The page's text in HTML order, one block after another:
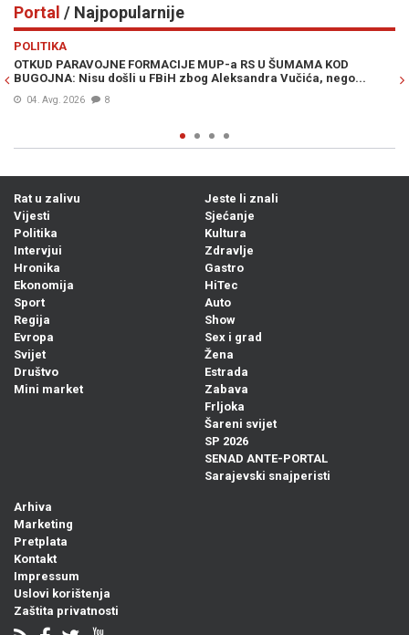
Portal / Najpopularnije
POLITIKA
OTKUD PARAVOJNE FORMACIJE MUP-a RS U ŠUMAMA KOD
BUGOJNA: Nisu došli u FBiH zbog Aleksandra Vučića, nego...
04. Avg. 2026 8
Rat u zalivu
Vijesti
Politika
Intervjui
Hronika
Ekonomija
Sport
Regija
Evropa
Svijet
Društvo
Mini market
Jeste li znali
Sjećanje
Kultura
Zdravlje
Gastro
HiTec
Auto
Show
Sex i grad
Žena
Estrada
Zabava
Frljoka
Šareni svijet
SP 2026
SENAD ANTE-PORTAL
Sarajevski snajperisti
Arhiva
Marketing
Pretplata
Kontakt
Impressum
Uslovi korištenja
Zaštita privatnosti